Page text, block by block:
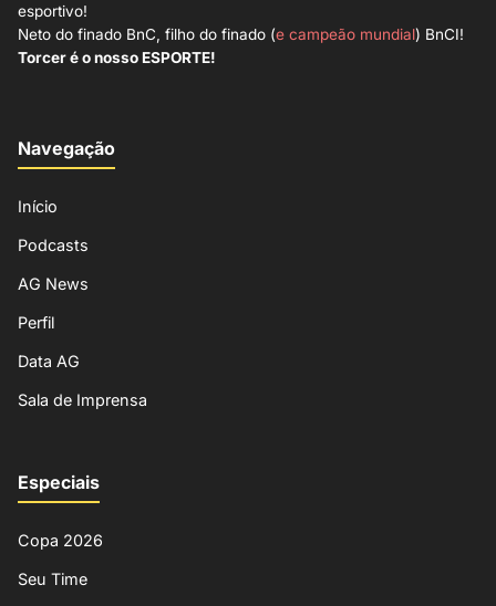
esportivo!
Neto do finado BnC, filho do finado (e campeão mundial) BnCI!
Torcer é o nosso ESPORTE!
Navegação
Início
Podcasts
AG News
Perfil
Data AG
Sala de Imprensa
Especiais
Copa 2026
Seu Time